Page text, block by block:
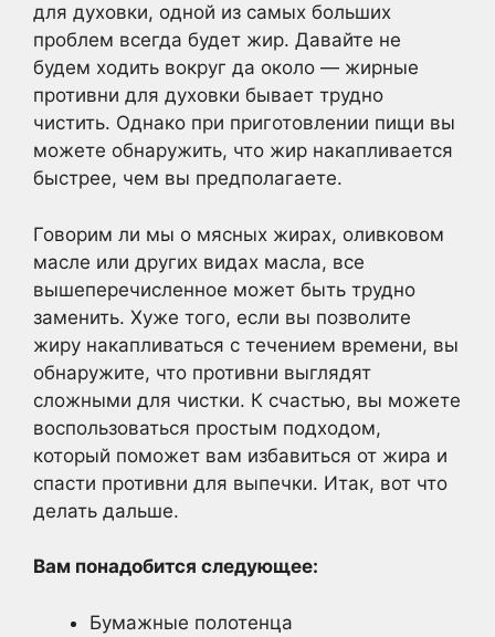
для духовки, одной из самых больших
проблем всегда будет жир. Давайте не
будем ходить вокруг да около — жирные
противни для духовки бывает трудно
чистить. Однако при приготовлении пищи вы
можете обнаружить, что жир накапливается
быстрее, чем вы предполагаете.
Говорим ли мы о мясных жирах, оливковом
масле или других видах масла, все
вышеперечисленное может быть трудно
заменить. Хуже того, если вы позволите
жиру накапливаться с течением времени, вы
обнаружите, что противни выглядят
сложными для чистки. К счастью, вы можете
воспользоваться простым подходом,
который поможет вам избавиться от жира и
спасти противни для выпечки. Итак, вот что
делать дальше.
Вам понадобится следующее:
Бумажные полотенца